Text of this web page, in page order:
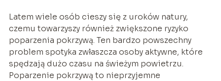
Latem wiele osób cieszy się z uroków natury,
czemu towarzyszy również zwiększone ryzyko
poparzenia pokrzywą. Ten bardzo powszechny
problem spotyka zwłaszcza osoby aktywne, które
spędzają dużo czasu na świeżym powietrzu.
Poparzenie pokrzywą to nieprzyjemne